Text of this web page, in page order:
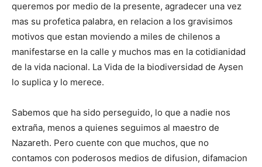
queremos por medio de la presente, agradecer una vez
mas su profetica palabra, en relacion a los gravisimos
motivos que estan moviendo a miles de chilenos a
manifestarse en la calle y muchos mas en la cotidianidad
de la vida nacional. La Vida de la biodiversidad de Aysen
lo suplica y lo merece.
Sabemos que ha sido perseguido, lo que a nadie nos
extraña, menos a quienes seguimos al maestro de
Nazareth. Pero cuente con que muchos, que no
contamos con poderosos medios de difusion, difamacion